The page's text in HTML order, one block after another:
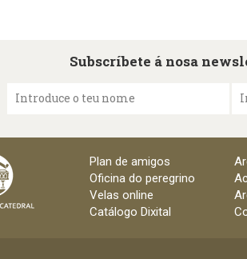
Subscríbete á nosa
Introduce o teu nome
Plan de amigos
Oficina do peregrino
Velas online
Catálogo Dixital